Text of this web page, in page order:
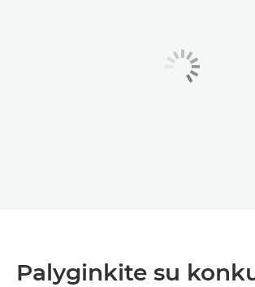
Palyginkite su